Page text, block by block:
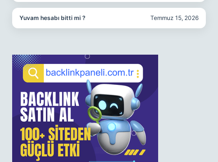
Yuvam hesabı bitti mi ? Temmuz 15, 2026